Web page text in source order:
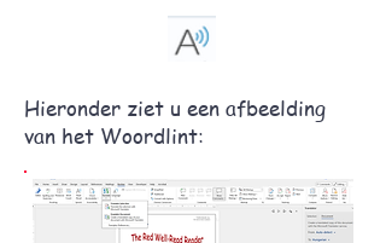
Hieronder ziet u een afbeelding
van het Woordlint: